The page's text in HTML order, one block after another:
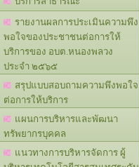
รายงานผลการประเมินความพึง
พอใจของประชาชนต่อการให้
บริการของ อบต.หนองพลวง
ประจำ ๒๕๖๕
สรุปแบบสอบถามความพึงพอใจ
ต่อการให้บริการ
แผนการบริหารและพัฒนา
ทรัพยากรบุคคล
แนวทางการบริหารจัดการ ผู้